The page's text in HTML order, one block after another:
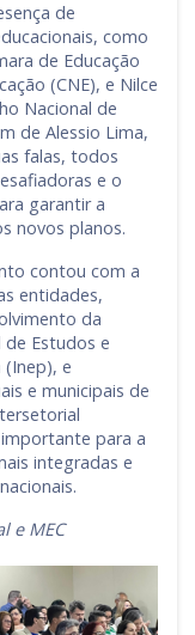
de
como
de Educação
(CNE), e Nilce
Nacional de
de Alessio Lima,
falas, todos
e o
garantir a
novos planos.
contou com a
entidades,
da
Estudos e
(Inep), e
e municipais de
para a
integradas e
e MEC